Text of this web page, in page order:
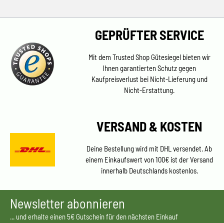
GEPRÜFTER SERVICE
Mit dem Trusted Shop Gütesiegel bieten wir
Ihnen garantierten Schutz gegen
Kaufpreisverlust bei Nicht-Lieferung und
Nicht-Erstattung.
VERSAND & KOSTEN
Deine Bestellung wird mit DHL versendet. Ab
einem Einkaufswert von 100€ ist der Versand
innerhalb Deutschlands kostenlos.
Newsletter abonnieren
... und erhalte einen 5€ Gutschein für den nächsten Einkauf